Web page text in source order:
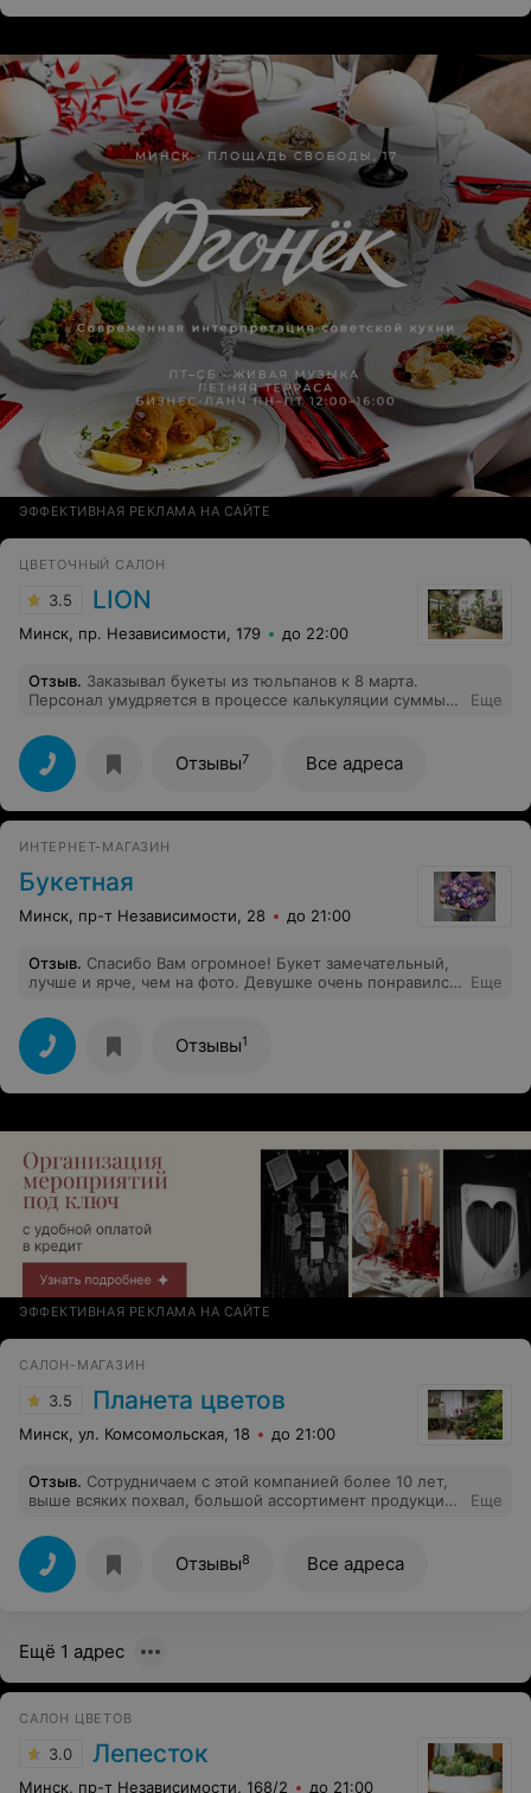
ЭФФЕКТИВНАЯ РЕКЛАМА НА САЙТЕ
ЦВЕТОЧНЫЙ САЛОН
3.5 LION
Минск, пр. Независимости, 179 до 22:00
Отзыв. Заказывал букеты из тюльпанов к 8 марта.
Персонал умудряется в процессе калькуляции суммы
пользу. Все очень печально, в бутонах плесень на
тычинках. После распаковки оформления и более
близком знакомстве с покупкой цветы не выглядят
Еще
Отзывы7 Все адреса
ИНТЕРНЕТ-МАГАЗИН
Букетная
Минск, пр-т Независимости, 28 до 21:00
Отзыв. Спасибо Вам огромное! Букет замечательный,
лучше и ярче, чем на фото. Девушке очень понравился
постоянный клиент. Спасибо!
Еще
Отзывы1
ЭФФЕКТИВНАЯ РЕКЛАМА НА САЙТЕ
САЛОН-МАГАЗИН
3.5 Планета цветов
Минск, ул. Комсомольская, 18 до 21:00
Отзыв. Сотрудничаем с этой компанией более 10 лет,
выше всяких похвал, большой ассортимент продукции
дела. Настоятельно рекомендуем данную компанию
для сотрудничества.
Еще
Отзывы8 Все адреса
Ещё 1 адрес
САЛОН ЦВЕТОВ
3.0 Лепесток
Минск, пр-т Независимости, 168/2 до 21:00